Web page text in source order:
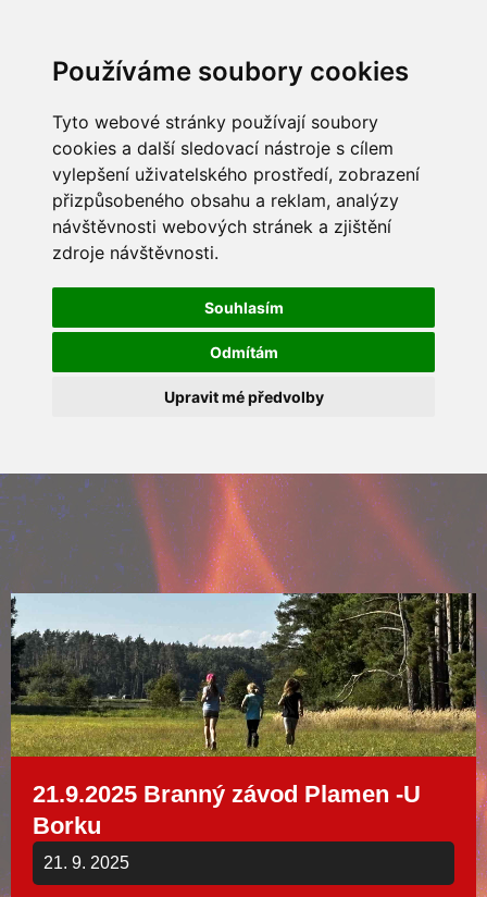
Používáme soubory cookies
Tyto webové stránky používají soubory
cookies a další sledovací nástroje s cílem
vylepšení uživatelského prostředí, zobrazení
přizpůsobeného obsahu a reklam, analýzy
návštěvnosti webových stránek a zjištění
zdroje návštěvnosti.
Souhlasím
Odmítám
Upravit mé předvolby
21.9.2025 Branný závod Plamen -U
Borku
21. 9. 2025